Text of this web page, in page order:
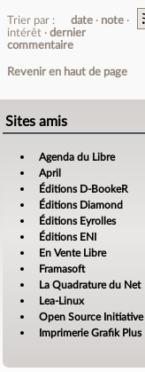
Trier par : date
note
intérêt
dernier
commentaire
Revenir en haut de page
Sites amis
Agenda du Libre
April
Éditions D-BookeR
Éditions Diamond
Éditions Eyrolles
Éditions ENI
En Vente Libre
Framasoft
La Quadrature du Net
Lea-Linux
Open Source Initiative
Imprimerie Grafik Plus